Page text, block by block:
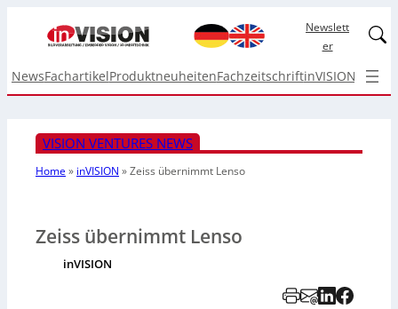
Newslett
er
NewsFachartikelProduktneuheitenFachzeitschriftinVISION Top
VISION VENTURES NEWS
Home» inVISION »Zeiss übernimmt Lenso
Zeiss übernimmt Lenso
inVISION